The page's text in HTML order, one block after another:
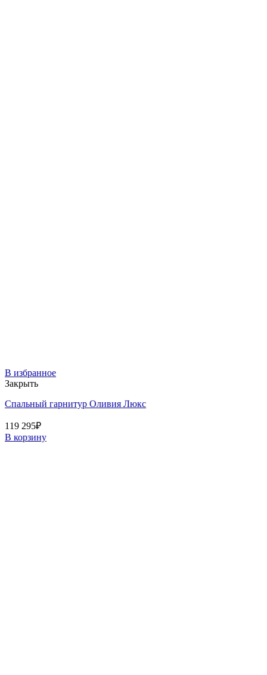
В избранное
Закрыть
Спальный гарнитур Оливия Люкс
119 295₽
В корзину